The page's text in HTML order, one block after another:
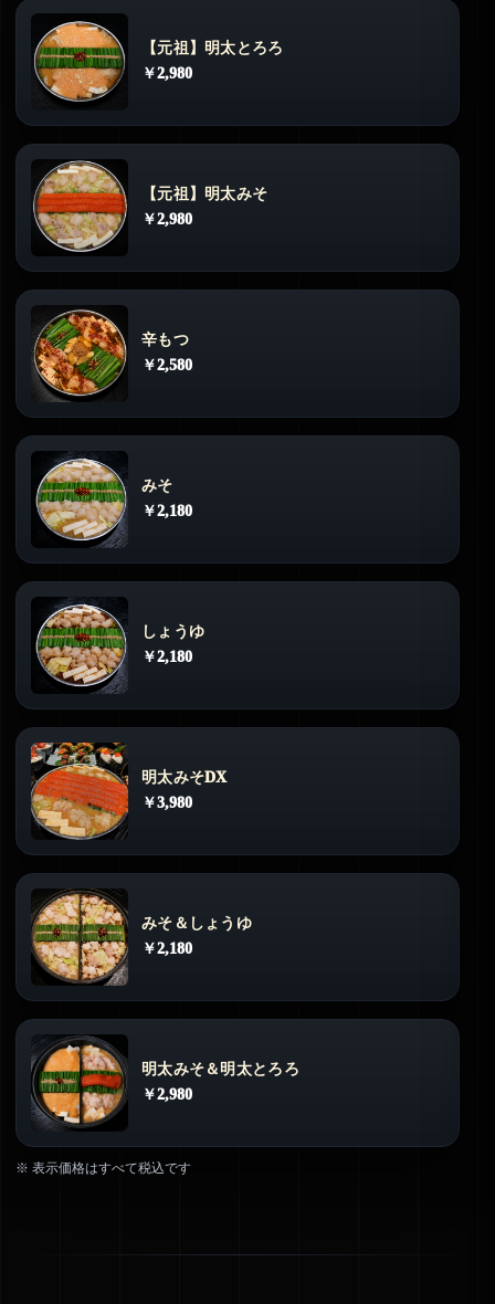
【元祖】明太とろろ
￥2,980
【元祖】明太みそ
￥2,980
辛もつ
￥2,580
みそ
￥2,180
しょうゆ
￥2,180
明太みそDX
￥3,980
みそ＆しょうゆ
￥2,180
明太みそ＆明太とろろ
￥2,980
※ 表示価格はすべて税込です